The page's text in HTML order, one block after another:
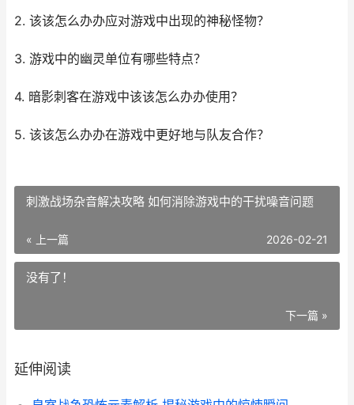
2. 该该怎么办办应对游戏中出现的神秘怪物？
3. 游戏中的幽灵单位有哪些特点？
4. 暗影刺客在游戏中该该怎么办办使用？
5. 该该怎么办办在游戏中更好地与队友合作？
刺激战场杂音解决攻略 如何消除游戏中的干扰噪音问题
« 上一篇 2026-02-21
没有了！
下一篇 »
延伸阅读